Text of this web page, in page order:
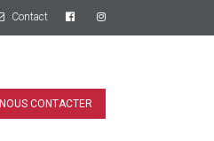
Contact
NOUS CONTACTER